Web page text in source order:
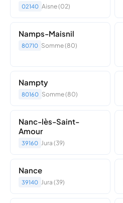
02140 Aisne (02)
Namps-Maisnil
80710 Somme (80)
Nampty
80160 Somme (80)
Nanc-lès-Saint-
Amour
39160 Jura (39)
Nance
39140 Jura (39)